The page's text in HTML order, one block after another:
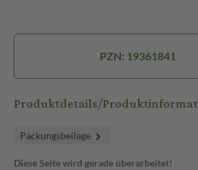
PZN: 19361841
Produktdetails/
Packungsbeilage
Diese Seite wird gerade überarbeitet!